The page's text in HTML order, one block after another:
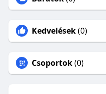
Kedvelések(0)
Csoportok(0)